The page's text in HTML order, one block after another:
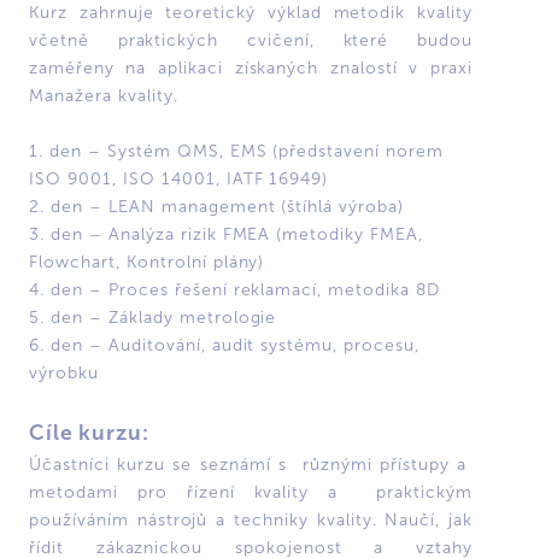
Kurz zahrnuje teoretický výklad metodik kvality
včetně praktických cvičení, které budou
zaměřeny na aplikaci získaných znalostí v praxi
Manažera kvality.
1. den – Systém QMS, EMS (představení norem
ISO 9001, ISO 14001, IATF 16949)
2. den – LEAN management (štíhlá výroba)
3. den – Analýza rizik FMEA (metodiky FMEA,
Flowchart, Kontrolní plány)
4. den – Proces řešení reklamací, metodika 8D
5. den – Základy metrologie
6. den – Auditování, audit systému, procesu,
výrobku
Cíle kurzu:
Účastníci kurzu se seznámí s různými přístupy a
metodami pro řízení kvality a praktickým
používáním nástrojů a techniky kvality. Naučí, jak
řídit zákaznickou spokojenost a vztahy